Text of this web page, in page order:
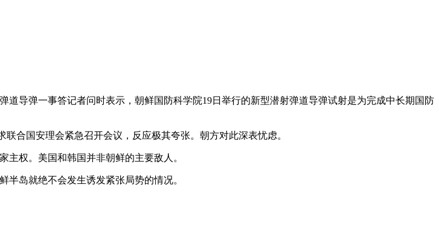
导弹一事答记者问时表示，朝鲜国防科学院19日举行的新型潜射弹道导弹试射是为完成中长期国防
合国安理会紧急召开会议，反应极其夸张。朝方对此深表忧虑。
权。美国和韩国并非朝鲜的主要敌人。
岛就绝不会发生诱发紧张局势的情况。